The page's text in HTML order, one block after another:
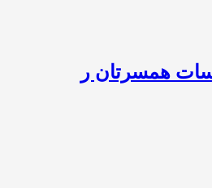
همسرتان ر